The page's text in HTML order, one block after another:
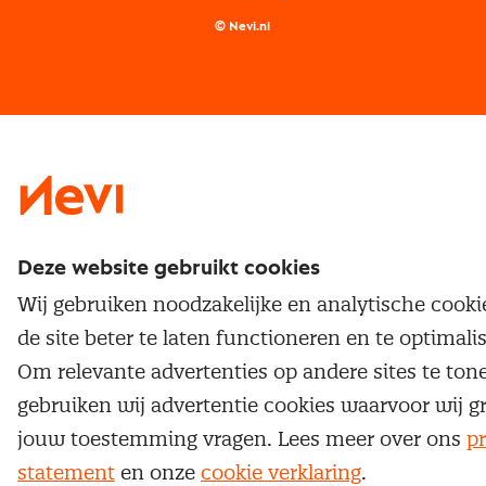
Nevi 2
© Nevi.nl
Deze website gebruikt cookies
Wij gebruiken noodzakelijke en analytische
de site beter te laten functioneren en te
Om relevante advertenties op andere sites te
gebruiken wij advertentie cookies waarvoor wij
jouw toestemming vragen. Lees meer over ons
statement en onze cookie verklaring.